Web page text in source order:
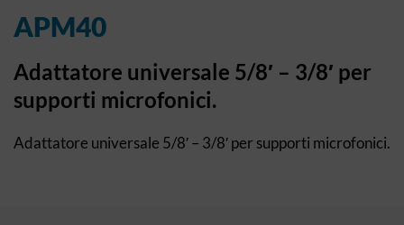
APM40
Adattatore universale 5/8′ – 3/8′ per
supporti microfonici.
Adattatore universale 5/8′ – 3/8′ per supporti microfonici.